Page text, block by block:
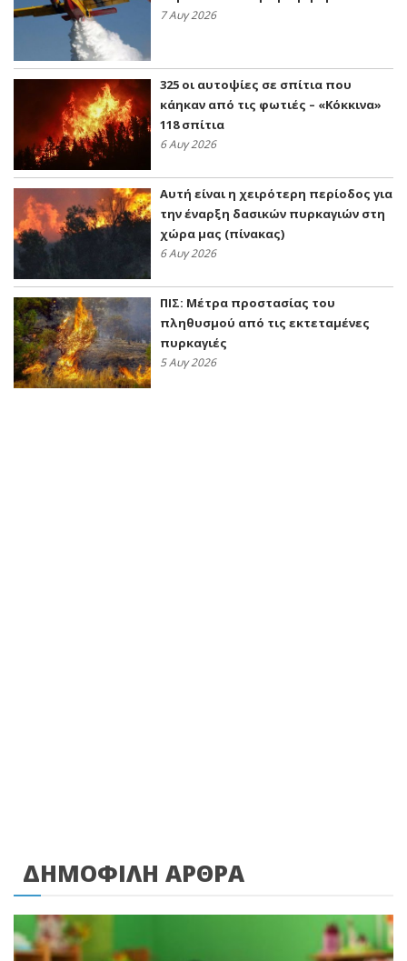
7 Αυγ 2026
325 οι αυτοψίες σε σπίτια που
κάηκαν από τις φωτιές – «Κόκκινα»
118 σπίτια
6 Αυγ 2026
Αυτή είναι η χειρότερη περίοδος για
την έναρξη δασικών πυρκαγιών στη
χώρα μας (πίνακας)
6 Αυγ 2026
ΠΙΣ: Μέτρα προστασίας του
πληθυσμού από τις εκτεταμένες
πυρκαγιές
5 Αυγ 2026
ΔΗΜΟΦΙΛΗ ΑΡΘΡΑ